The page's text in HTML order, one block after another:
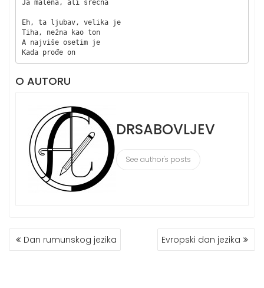
Ja malena, ali srećna
Eh, ta ljubav, velika je
Tiha, nežna kao ton
A najviše osetim je
Kada prođe on
O AUTORU
DRSABOVLJEV
See author's posts
КРЕТАЊЕ
ЧЛАНКА
Dan rumunskog jezika Evropski dan jezika